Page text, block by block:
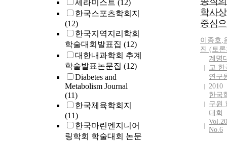
세라미스트 (12)
한국스포츠학회지
(12)
한국지역지리학회
학술대회발표집 (12)
대한내과학회 추계
학술발표논문집 (12)
Diabetes and
Metabolism Journal
(11)
한국체육학회지
(11)
한국마린엔지니어
링학회 학술대회 논문
학사
중심
이종호,
진 (토
계명
교 한
연구
2010
한국
구원
대회
No.6